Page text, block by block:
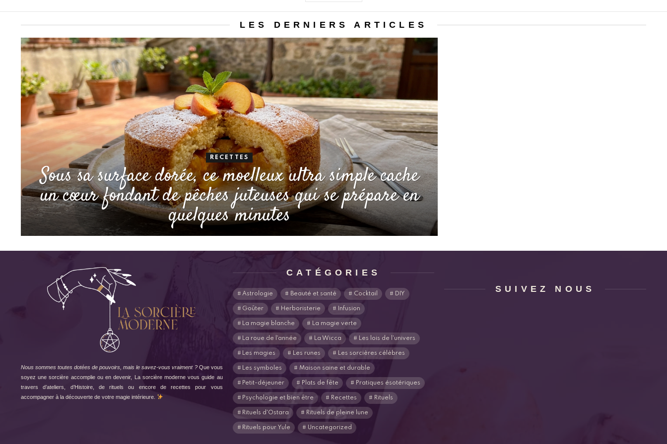
LES DERNIERS ARTICLES
RECETTES
Sous sa surface dorée, ce moelleux ultra simple cache
un cœur fondant de pêches juteuses qui se prépare en
quelques minutes
Nous sommes toutes dotées de pouvoirs, mais le savez-vous vraiment ?Que vous
soyez une sorcière accomplie ou en devenir, La sorcière moderne vous guide au
travers d’ateliers, d’Histoire, de rituels ou encore de recettes pour vous
accompagner à la découverte de votre magie intérieure.
CATÉGORIES
Astrologie Beauté et santé Cocktail DIY
Goûter Herboristerie Infusion
La magie blanche La magie verte
La roue de l'année La Wicca Les lois de l'univers
Les magies Les runes Les sorcières célèbres
Les symboles Maison saine et durable
Petit-déjeuner Plats de fête Pratiques ésotériques
Psychologie et bien être Recettes Rituels
Rituels d'Ostara Rituels de pleine lune
Rituels pour Yule Uncategorized
SUIVEZ NOUS